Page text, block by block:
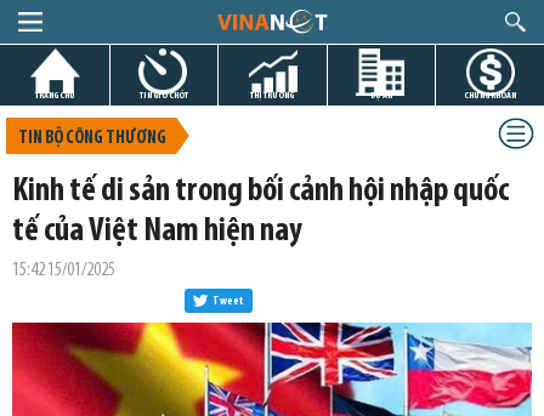
TRANG CHỦ TIN GIỜ CHÓT THỊ TRƯỜNG DỰ ÁN CHỨNG KHOÁN
TIN BỘ CÔNG THƯƠNG
Kinh tế di sản trong bối cảnh hội nhập quốc
tế của Việt Nam hiện nay
15:42 15/01/2025
Tweet